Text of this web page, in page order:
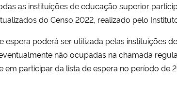
as instituições de educação superior
do Censo 2022, realizado pelo
espera poderá ser utilizada pelas instituições
não ocupadas na chamada
em participar da lista de espera no período de